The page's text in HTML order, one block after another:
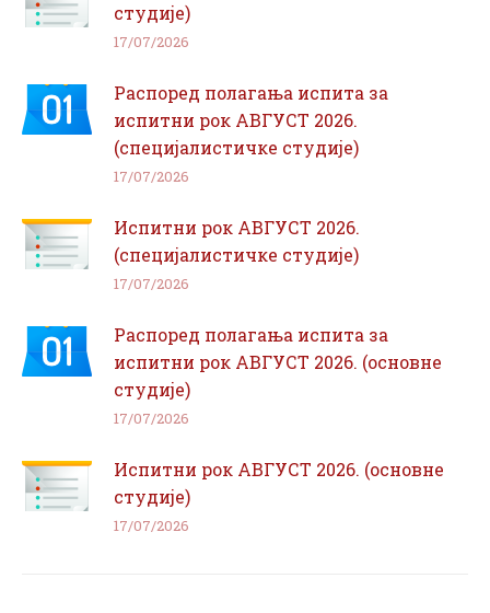
студије)
17/07/2026
Распоред полагања испита за
испитни рок АВГУСТ 2026.
(специјалистичке студије)
17/07/2026
Испитни рок АВГУСТ 2026.
(специјалистичке студије)
17/07/2026
Распоред полагања испита за
испитни рок АВГУСТ 2026. (основне
студије)
17/07/2026
Испитни рок АВГУСТ 2026. (основне
студије)
17/07/2026